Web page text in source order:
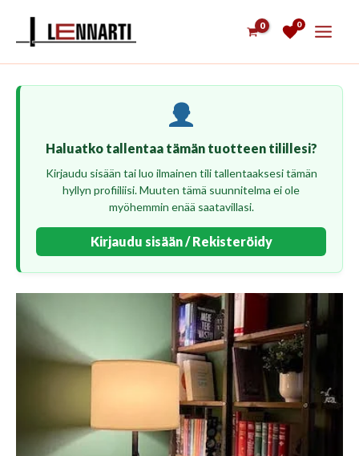
0
Haluatko tallentaa tämän tuotteen tilillesi?
Kirjaudu sisään tai luo ilmainen tili tallentaaksesi tämän
hyllyn profiiliisi. Muuten tämä suunnitelma ei ole
myöhemmin enää saatavillasi.
Kirjaudu sisään / Rekisteröidy